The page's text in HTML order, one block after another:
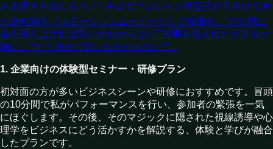
さあ驚きを楽しもう🪄✨今までマジシャン林王子が手掛けて来
たSHOWをプロモーションムービーとして映像化。“どの様に
会を盛り上げれば良いかわからない”“幹事を任されたがネタが
無い…”“どう進めて良いかわからない”“…
1. 企業向けの体験型セミナー・研修プラン
初対面の方が多いビジネスシーンや研修におすすめです。冒頭
の10分間で私がパフォーマンスを行い、参加者の緊張を一気
にほぐします。その後、そのマジックに隠された視線誘導や心
理学をビジネスにどう活かすかを解説する、体験と学びが融合
したプランです。